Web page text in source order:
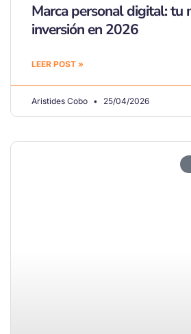
Marca personal digital: tu
inversión en 2026
LEER POST »
Aristides Cobo 25/04/2026